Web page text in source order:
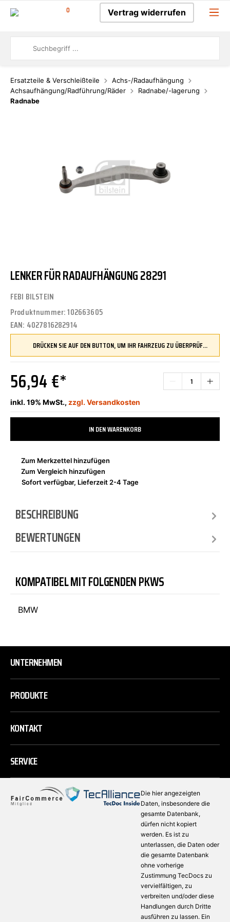
0 Vertrag widerrufen
Ersatzteile & Verschleißteile
Achs-/Radaufhängung
Achsaufhängung/Radführung/Räder
Radnabe/-lagerung
Radnabe
LENKER FÜR RADAUFHÄNGUNG 28291
FEBI BILSTEIN
Produktnummer:102663605
EAN: 4027816282914
DRÜCKEN SIE AUF DEN BUTTON, UM IHR FAHRZEUG ZU ÜBERPRÜFEN UND SICHERZUSTELLEN, DASS DIESES TEIL KOMPATIBEL IST, BEVOR SIE ES BESTELLEN
56,94 €*
inkl. 19% MwSt., zzgl. Versandkosten
IN DEN WARENKORB
Zum Merkzettel hinzufügen
Zum Vergleich hinzufügen
Sofort verfügbar, Lieferzeit 2-4 Tage
BESCHREIBUNG
BEWERTUNGEN
KOMPATIBEL MIT FOLGENDEN PKWS
BMW
UNTERNEHMEN
PRODUKTE
KONTAKT
SERVICE
Die hier angezeigten
Daten, insbesondere die
gesamte Datenbank,
dürfen nicht kopiert
werden. Es ist zu
unterlassen, die Daten oder
die gesamte Datenbank
ohne vorherige
Zustimmung TecDocs zu
vervielfältigen, zu
verbreiten und/oder diese
Handlungen durch Dritte
ausführen zu lassen. Ein